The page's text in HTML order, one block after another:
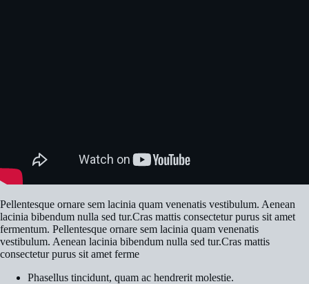
Pellentesque ornare sem lacinia quam venenatis vestibulum. Aenean
lacinia bibendum nulla sed tur.Cras mattis consectetur purus sit amet
fermentum. Pellentesque ornare sem lacinia quam venenatis
vestibulum. Aenean lacinia bibendum nulla sed tur.Cras mattis
consectetur purus sit amet ferme
Phasellus tincidunt, quam ac hendrerit molestie.